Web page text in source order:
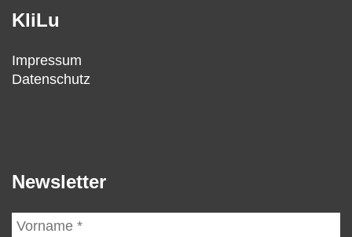
KliLu
Impressum
Datenschutz
Newsletter